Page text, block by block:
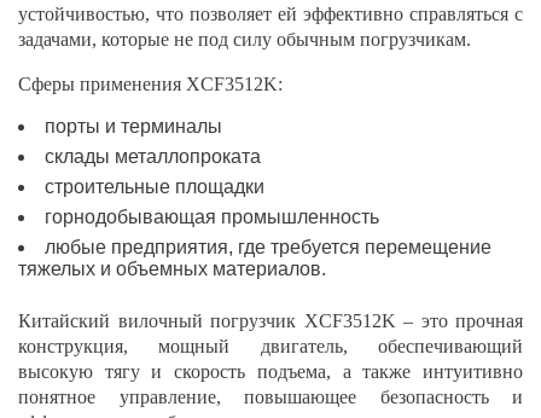
устойчивостью, что позволяет ей эффективно справляться с
задачами, которые не под силу обычным погрузчикам.
Сферы применения XCF3512K:
порты и терминалы
склады металлопроката
строительные площадки
горнодобывающая промышленность
любые предприятия, где требуется перемещение
тяжелых и объемных материалов.
Китайский вилочный погрузчик XCF3512K – это прочная
конструкция, мощный двигатель, обеспечивающий
высокую тягу и скорость подъема, а также интуитивно
понятное управление, повышающее безопасность и